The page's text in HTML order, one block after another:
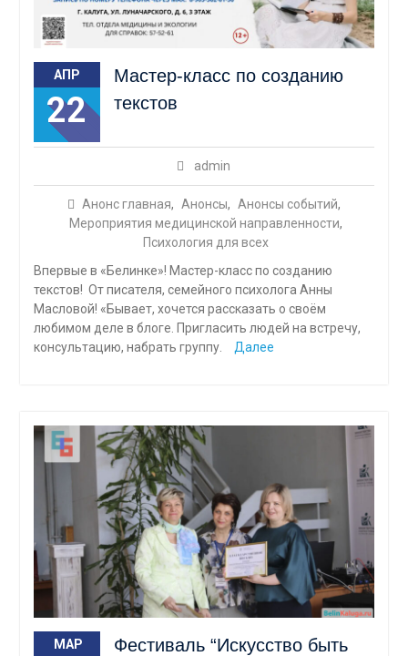
АПР
22
Мастер-класс по созданию
текстов
admin
Анонс главная, Анонсы, Анонсы событий,
Мероприятия медицинской направленности,
Психология для всех
Впервые в «Белинке»! Мастер-класс по созданию
текстов! От писателя, семейного психолога Анны
Масловой! «Бывает, хочется рассказать о своём
любимом деле в блоге. Пригласить людей на встречу,
консультацию, набрать группу.
Далее
МАР
Фестиваль “Искусство быть